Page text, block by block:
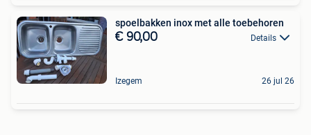
spoelbakken inox met alle toebehoren
€ 90,00 Details
Izegem 26 jul 26